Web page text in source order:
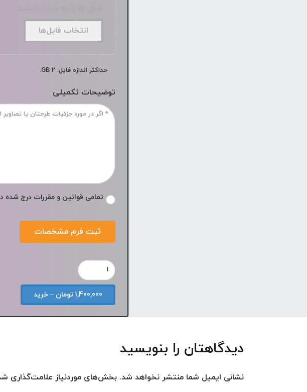
انتخاب فایل‌ها
حداکثر اندازه فایل: 2 GB.
توضیحات تکمیلی
* تمامی قوانین و مقررات درج شده
1,400,000 تومان – خرید
دیدگاهتان را بنویسید
نشانی ایمیل شما منتشر نخواهد شد. بخش‌های موردنیاز علامت‌گذاری